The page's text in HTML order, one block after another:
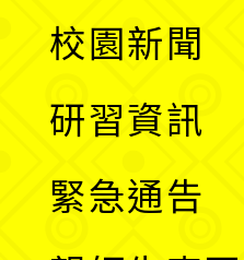
校園新聞
研習資訊
緊急通告